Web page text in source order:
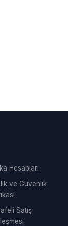
Hesapları
ve Güvenlik
Satış